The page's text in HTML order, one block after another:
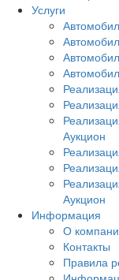
Услуги
Аукцион
Аукцион
Информация
О
Контакты
Правила